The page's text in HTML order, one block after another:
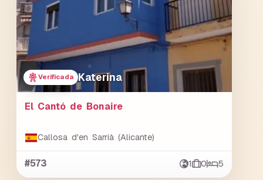
Verificada Katerina
El Cantó de Bonaire
Callosa d'en Sarrià (Alicante)
#573 1 0 5